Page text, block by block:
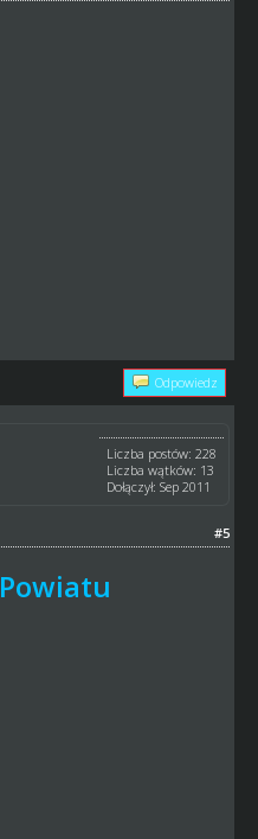
Odpowiedz
Liczba postów: 228
Liczba wątków: 13
Dołączył: Sep 2011
#5
Powiatu